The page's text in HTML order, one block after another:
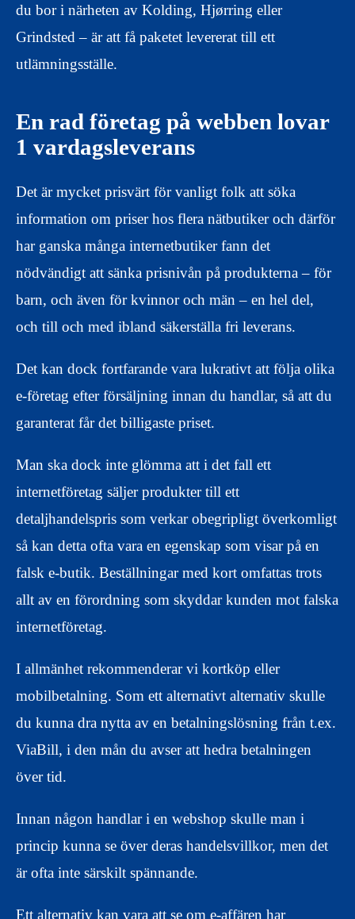
du bor i närheten av Kolding, Hjørring eller
Grindsted – är att få paketet levererat till ett
utlämningsställe.
En rad företag på webben lovar
1 vardagsleverans
Det är mycket prisvärt för vanligt folk att söka
information om priser hos flera nätbutiker och därför
har ganska många internetbutiker fann det
nödvändigt att sänka prisnivån på produkterna – för
barn, och även för kvinnor och män – en hel del,
och till och med ibland säkerställa fri leverans.
Det kan dock fortfarande vara lukrativt att följa olika
e-företag efter försäljning innan du handlar, så att du
garanterat får det billigaste priset.
Man ska dock inte glömma att i det fall ett
internetföretag säljer produkter till ett
detaljhandelspris som verkar obegripligt överkomligt
så kan detta ofta vara en egenskap som visar på en
falsk e-butik. Beställningar med kort omfattas trots
allt av en förordning som skyddar kunden mot falska
internetföretag.
I allmänhet rekommenderar vi kortköp eller
mobilbetalning. Som ett alternativt alternativ skulle
du kunna dra nytta av en betalningslösning från t.ex.
ViaBill, i den mån du avser att hedra betalningen
över tid.
Innan någon handlar i en webshop skulle man i
princip kunna se över deras handelsvillkor, men det
är ofta inte särskilt spännande.
Ett alternativ kan vara att se om e-affären har